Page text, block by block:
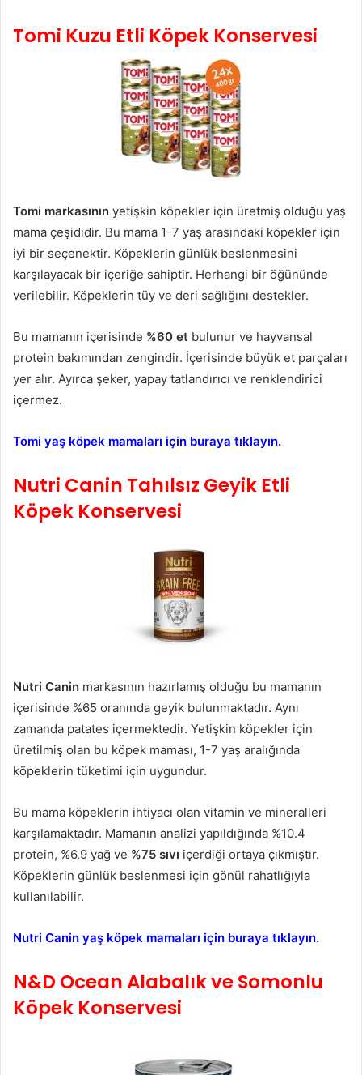
Tomi Kuzu Etli Köpek Konservesi
Tomi markasının yetişkin köpekler için üretmiş olduğu yaş
mama çeşididir. Bu mama 1-7 yaş arasındaki köpekler için
iyi bir seçenektir. Köpeklerin günlük beslenmesini
karşılayacak bir içeriğe sahiptir. Herhangi bir öğününde
verilebilir. Köpeklerin tüy ve deri sağlığını destekler.
Bu mamanın içerisinde %60 et bulunur ve hayvansal
protein bakımından zengindir. İçerisinde büyük et parçaları
yer alır. Ayırca şeker, yapay tatlandırıcı ve renklendirici
içermez.
Tomi yaş köpek mamaları için buraya tıklayın.
Nutri Canin Tahılsız Geyik Etli
Köpek Konservesi
Nutri Canin markasının hazırlamış olduğu bu mamanın
içerisinde %65 oranında geyik bulunmaktadır. Aynı
zamanda patates içermektedir. Yetişkin köpekler için
üretilmiş olan bu köpek maması, 1-7 yaş aralığında
köpeklerin tüketimi için uygundur.
Bu mama köpeklerin ihtiyacı olan vitamin ve mineralleri
karşılamaktadır. Mamanın analizi yapıldığında %10.4
protein, %6.9 yağ ve %75 sıvı içerdiği ortaya çıkmıştır.
Köpeklerin günlük beslenmesi için gönül rahatlığıyla
kullanılabilir.
Nutri Canin yaş köpek mamaları için buraya tıklayın.
N&D Ocean Alabalık ve Somonlu
Köpek Konservesi